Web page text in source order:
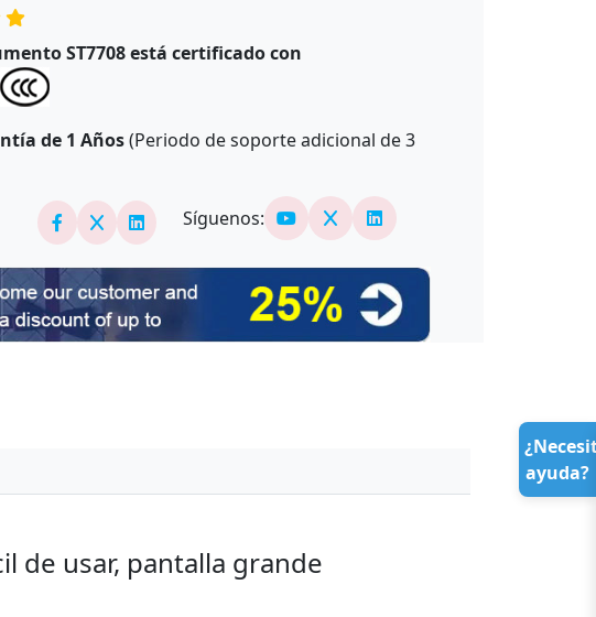
ST7708 está certificado con
de 1 Años(Periodo de soporte adicional de3
Síguenos:
de usar, pantalla grande
ayuda?